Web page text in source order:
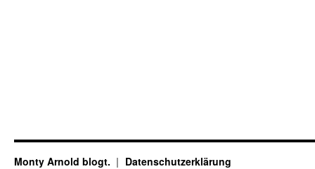
Monty Arnold blogt. Datenschutz­erklärung